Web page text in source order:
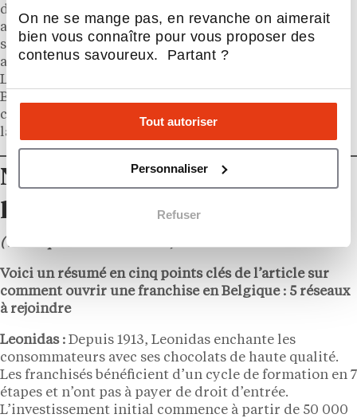
On ne se mange pas, en revanche on aimerait
bien vous connaître pour vous proposer des
contenus savoureux. Partant ?
Tout autoriser
Personnaliser
Refuser
de l’enseigne, l’entrepreneur doit bénéficier d’un
apport personnel de 100 000 € à 150 000 € et
s’acquitter d’un droit d’entrée de 30 000 € qui lui
assure un accès à un réseau établi et prospère.
L’investissement global nécessaire à l’ouverture d’un
BelChicken varie entre 300 000 € et 600 000 € et
couvre l’ensemble des éléments nécessaires pour
lancer et développer avec succès son restaurant.
Notre résumé en 5 points clés
par L’Express Connect IA
(vérifié par notre rédaction)
Voici un résumé en cinq points clés de l’article sur
comment ouvrir une franchise en Belgique : 5 réseaux
à rejoindre
Leonidas : Depuis 1913, Leonidas enchante les
consommateurs avec ses chocolats de haute qualité.
Les franchisés bénéficient d’un cycle de formation en 7
étapes et n’ont pas à payer de droit d’entrée.
L’investissement initial commence à partir de 50 000